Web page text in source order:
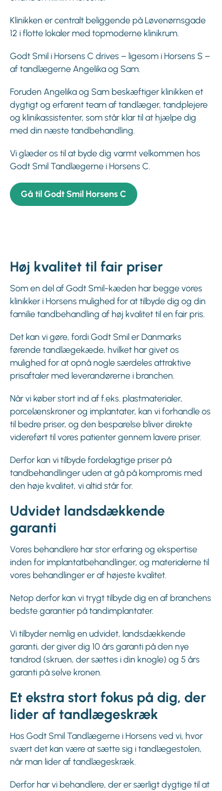
Klinikken er centralt beliggende på Løvenørnsgade
12 i flotte lokaler med topmoderne klinikrum.
Godt Smil i Horsens C drives – ligesom i Horsens S –
af tandlægerne Angelika og Sam.
Foruden Angelika og Sam beskæftiger klinikken et
dygtigt og erfarent team af tandlæger, tandplejere
og klinikassistenter, som står klar til at hjælpe dig
med din næste tandbehandling.
Vi glæder os til at byde dig varmt velkommen hos
Godt Smil Tandlægerne i Horsens C.
Gå til Godt Smil Horsens C
Høj kvalitet til fair priser
Som en del af Godt Smil-kæden har begge vores
klinikker i Horsens mulighed for at tilbyde dig og din
familie tandbehandling af høj kvalitet til en fair pris.
Det kan vi gøre, fordi Godt Smil er Danmarks
førende tandlægekæde, hvilket har givet os
mulighed for at opnå nogle særdeles attraktive
prisaftaler med leverandørerne i branchen.
Når vi køber stort ind af f.eks. plastmaterialer,
porcelænskroner og implantater, kan vi forhandle os
til bedre priser, og den besparelse bliver direkte
videreført til vores patienter gennem lavere priser.
Derfor kan vi tilbyde fordelagtige priser på
tandbehandlinger uden at gå på kompromis med
den høje kvalitet, vi altid står for.
Udvidet landsdækkende
garanti
Vores behandlere har stor erfaring og ekspertise
inden for implantatbehandlinger, og materialerne til
vores behandlinger er af højeste kvalitet.
Netop derfor kan vi trygt tilbyde dig en af branchens
bedste garantier på tandimplantater.
Vi tilbyder nemlig en udvidet, landsdækkende
garanti, der giver dig 10 års garanti på den nye
tandrod (skruen, der sættes i din knogle) og 5 års
garanti på selve kronen.
Et ekstra stort fokus på dig, der
lider af tandlægeskræk
Hos Godt Smil Tandlægerne i Horsens ved vi, hvor
svært det kan være at sætte sig i tandlægestolen,
når man lider af tandlægeskræk.
Derfor har vi behandlere, der er særligt dygtige til at